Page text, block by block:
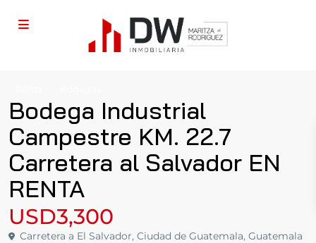
Bodega Industrial
Campestre KM. 22.7
Carretera al Salvador EN
RENTA
USD3,300
Carretera a El Salvador, Ciudad de Guatemala, Guatemala